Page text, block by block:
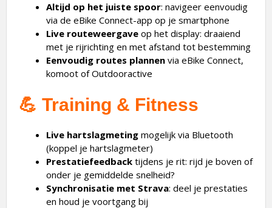
Altijd op het juiste spoor: navigeer eenvoudig
via de eBike Connect-app op je smartphone
Live routeweergave op het display: draaiend
met je rijrichting en met afstand tot bestemming
Eenvoudig routes plannen via eBike Connect,
komoot of Outdooractive
💪 Training & Fitness
Live hartslagmeting mogelijk via Bluetooth
(koppel je hartslagmeter)
Prestatiefeedback tijdens je rit: rijd je boven of
onder je gemiddelde snelheid?
Synchronisatie met Strava: deel je prestaties
en houd je voortgang bij